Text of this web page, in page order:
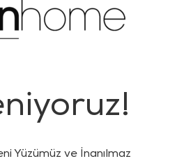
Yüzümüz ve İnanılmaz